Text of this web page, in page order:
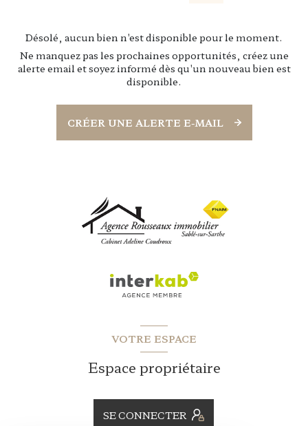
Désolé, aucun bien n'est disponible pour le moment.
Ne manquez pas les prochaines opportunités, créez une
alerte email et soyez informé dès qu'un nouveau bien est
disponible.
CRÉER UNE ALERTE E-MAIL
VOTRE ESPACE
Espace propriétaire
SE CONNECTER